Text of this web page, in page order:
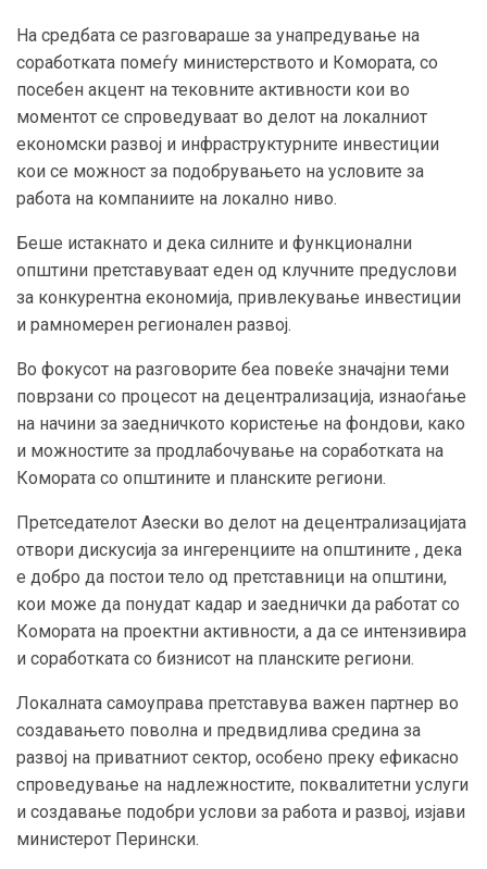
На средбата се разговараше за унапредување на
соработката помеѓу министерството и Комората, со
посебен акцент на тековните активности кои во
моментот се спроведуваат во делот на локалниот
економски развој и инфраструктурните инвестиции
кои се можност за подобрувањето на условите за
работа на компаниите на локално ниво.
Беше истакнато и дека силните и функционални
општини претставуваат еден од клучните предуслови
за конкурентна економија, привлекување инвестиции
и рамномерен регионален развој.
Во фокусот на разговорите беа повеќе значајни теми
поврзани со процесот на децентрализација, изнаоѓање
на начини за заедничкото користење на фондови, како
и можностите за продлабочување на соработката на
Комората со општините и планските региони.
Претседателот Азески во делот на децентрализацијата
отвори дискусија за ингеренциите на општините , дека
е добро да постои тело од претставници на општини,
кои може да понудат кадар и заеднички да работат со
Комората на проектни активности, а да се интензивира
и соработката со бизнисот на планските региони.
Локалната самоуправа претставува важен партнер во
создавањето поволна и предвидлива средина за
развој на приватниот сектор, особено преку ефикасно
спроведување на надлежностите, поквалитетни услуги
и создавање подобри услови за работа и развој, изјави
министерот Перински.